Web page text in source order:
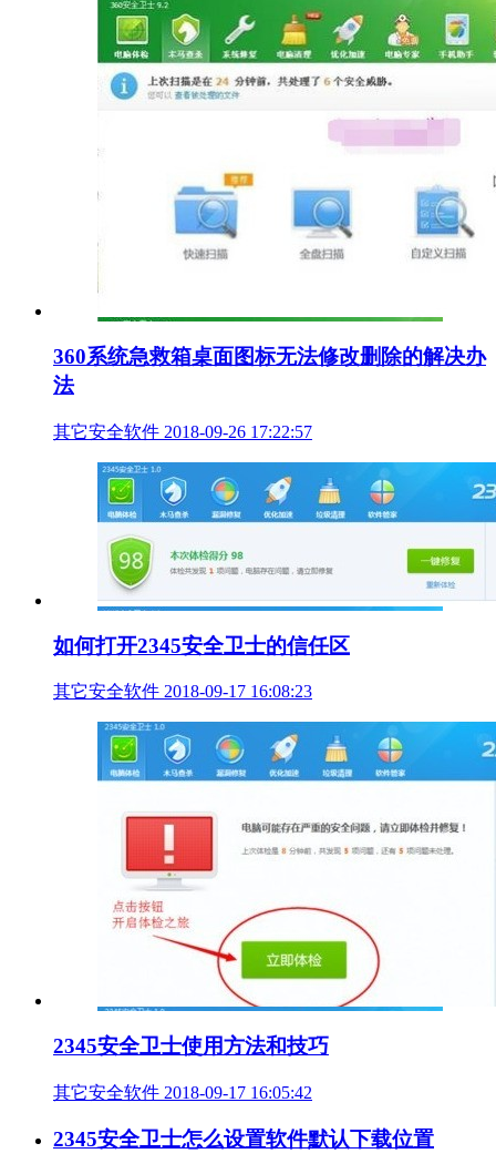
360系统急救箱桌面图标无法修改删除的解决办
法
其它安全软件 2018-09-26 17:22:57
如何打开2345安全卫士的信任区
其它安全软件 2018-09-17 16:08:23
2345安全卫士使用方法和技巧
其它安全软件 2018-09-17 16:05:42
2345安全卫士怎么设置软件默认下载位置